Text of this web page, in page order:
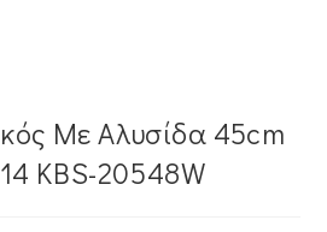
Με Αλυσίδα 45cm
KBS-20548W